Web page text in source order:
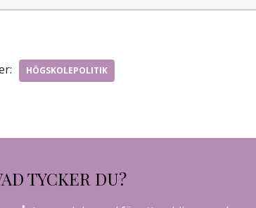
HÖGSKOLEPOLITIK
TYCKER DU?